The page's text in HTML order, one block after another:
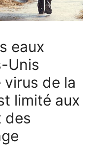
eaux
Unis
de la
limité aux
des